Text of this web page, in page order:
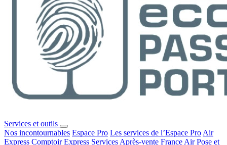
Services et outils
Nos incontournables Espace Pro Les services de l’Espace Pro Air
Express Comptoir Express Services Après-vente France Air Pose et